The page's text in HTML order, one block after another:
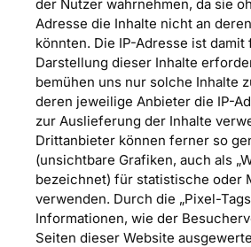
der Nutzer wahrnehmen, da sie
Adresse die Inhalte nicht an
könnten. Die IP-Adresse ist damit
Darstellung dieser Inhalte
bemühen uns nur solche Inhalte
deren jeweilige Anbieter die IP-
zur Auslieferung der Inhalte
Drittanbieter können ferner so
(unsichtbare Grafiken, auch als
bezeichnet) für statistische oder
verwenden. Durch die „Pixel-
Informationen, wie der
Seiten dieser Website